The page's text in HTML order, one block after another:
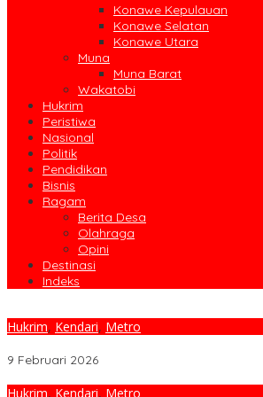
Konawe Kepulauan
Konawe Selatan
Konawe Utara
Muna
Muna Barat
Wakatobi
Hukrim
Peristiwa
Nasional
Politik
Pendidikan
Bisnis
Ragam
Berita Desa
Olahraga
Opini
Destinasi
Indeks
Hukrim, Kendari, Metro
9 Februari 2026
Hukrim, Kendari, Metro